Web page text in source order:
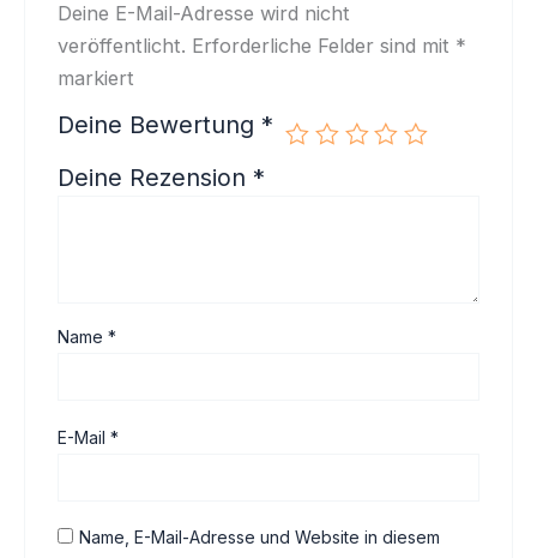
Deine E-Mail-Adresse wird nicht
veröffentlicht. Erforderliche Felder sind mit *
markiert
Deine Bewertung *
Deine Rezension *
Name*
E-Mail*
Name, E-Mail-Adresse und Website in diesem